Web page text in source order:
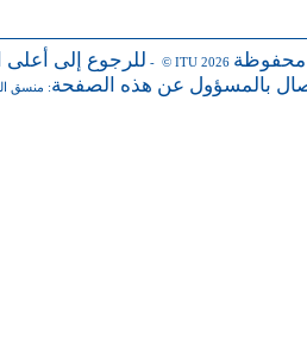
للرجوع إلى - © ITU 2026 محفوظة
بالمسؤول عن هذه الصفحة: منسق